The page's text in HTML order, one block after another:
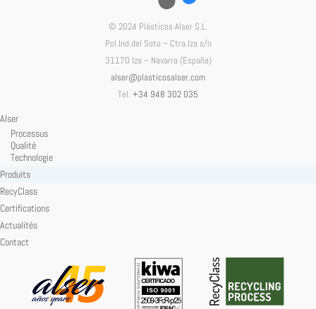
© 2024 Plásticos Alser S.L.
Pol.Ind.del Soto – Ctra.Iza s/n
31170 Iza – Navarra (España)
alser@plasticosalser.com
Tel. +34 948 302 035
Alser
Processus
Qualité
Technologie
Produits
RecyClass
Certifications
Actualités
Contact